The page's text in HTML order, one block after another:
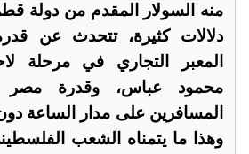
منه السولار المقدم من دولة
دلالات كثيرة، تتحدث عن
المعبر التجاري في مرحلة
محمود عباس، وقدرة مصر
المسافرين على مدار الساعة
وهذا ما يتمناه الشعب